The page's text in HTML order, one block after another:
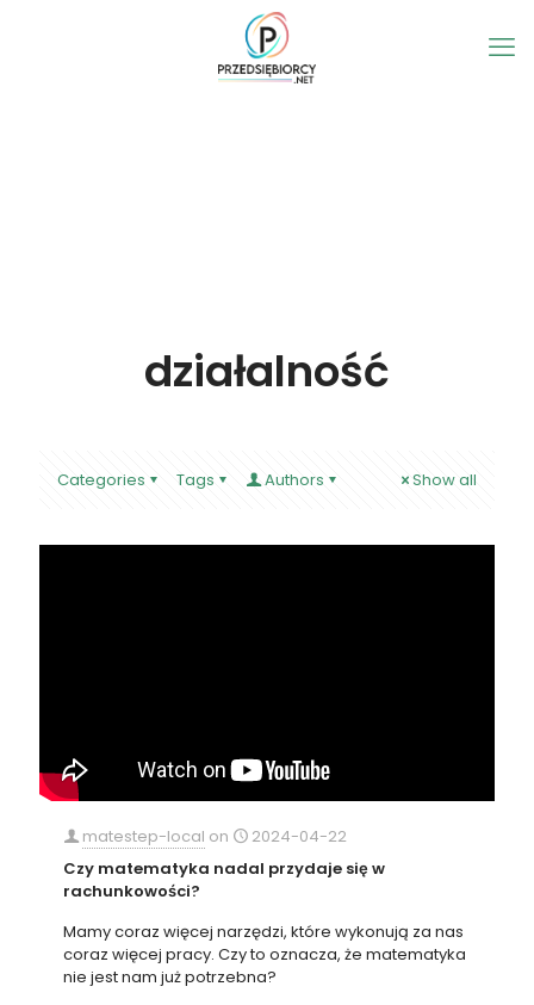
działalność
Categories Tags Authors Show all
matestep-local on
2024-04-22
Czy matematyka nadal przydaje się w
rachunkowości?
Mamy coraz więcej narzędzi, które wykonują za nas
coraz więcej pracy. Czy to oznacza, że matematyka
nie jest nam już potrzebna?